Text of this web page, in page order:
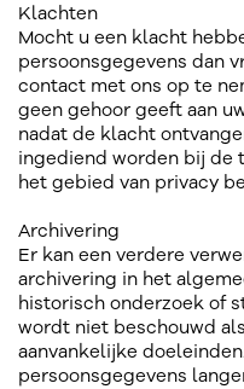
Klachten
Mocht u een klacht
persoonsgegevens dan
contact met ons op te
geen gehoor geeft aan
nadat de klacht
ingediend worden bij de
het gebied van privacy
Archivering
Er kan een verdere
archivering in het
historisch onderzoek of
wordt niet beschouwd
aanvankelijke
persoonsgegevens